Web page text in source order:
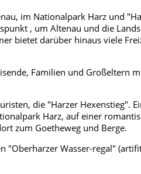
im Nationalpark Harz und
, um Altenau und die
bietet darüber hinaus viele
Familien und Großeltern
die "Harzer Hexenstieg".
Harz, auf einer
zum Goetheweg und Berge.
"Oberharzer Wasser-regal"